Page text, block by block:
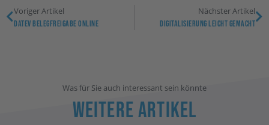
Voriger Artikel
DATEV Belegfreigabe Online
Nächster Artikel
Digitalisierung Leicht Gemacht
Was für Sie auch interessant sein könnte
Weitere Artikel